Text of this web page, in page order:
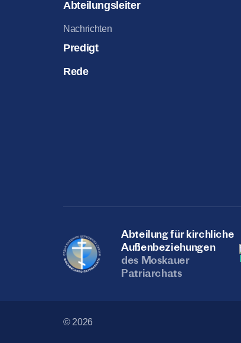
Abteilungsleiter
Nachrichten
Predigt
Rede
Abteilung für kirchliche
Außenbeziehungen
des Moskauer
Patriarchats
© 2026